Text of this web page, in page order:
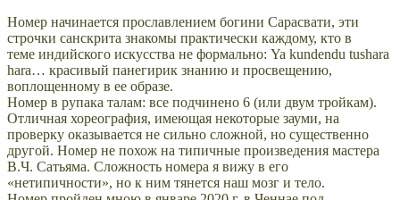
Номер начинается прославлением богини Сарасвати, эти
строчки санскрита знакомы практически каждому, кто в
теме индийского искусства не формально: Ya kundendu tushara
hara… красивый панегирик знанию и просвещению,
воплощенному в ее образе.
Номер в рупака талам: все подчинено 6 (или двум тройкам).
Отличная хореография, имеющая некоторые зауми, на
проверку оказывается не сильно сложной, но существенно
другой. Номер не похож на типичные произведения мастера
В.Ч. Сатьяма. Сложность номера я вижу в его
«нетипичности», но к ним тянется наш мозг и тело.